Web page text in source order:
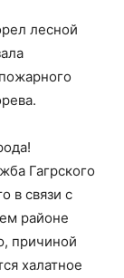
лесной
Гагрского
в связи с
районе
причиной
халатное